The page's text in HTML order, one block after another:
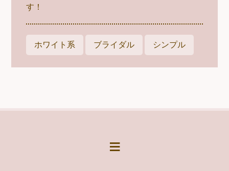
す！
ホワイト系 ブライダル シンプル